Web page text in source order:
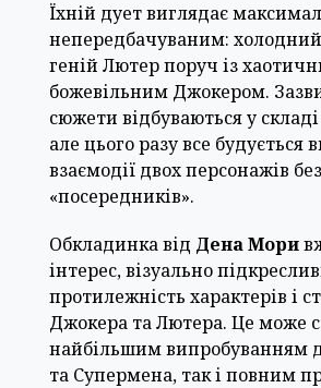
Їхній дует виглядає
непередбачуваним: холодний
геній Лютер поруч із
божевільним Джокером.
сюжети відбуваються у
але цього разу все будується
взаємодії двох персонажів без
«посередників».
Обкладинка від Дена Мори
інтерес, візуально
протилежність характерів і
Джокера та Лютера. Це може
найбільшим випробуванням
та Супермена, так і повним